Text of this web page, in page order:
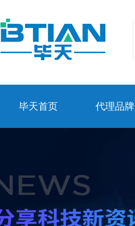
毕天首页 代理品牌